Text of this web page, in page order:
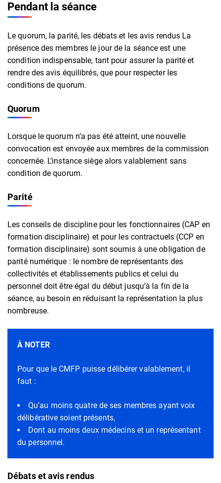
Pendant la séance
Le quorum, la parité, les débats et les avis rendus La
présence des membres le jour de la séance est une
condition indispensable, tant pour assurer la parité et
rendre des avis équilibrés, que pour respecter les
conditions de quorum.
Quorum
Lorsque le quorum n’a pas été atteint, une nouvelle
convocation est envoyée aux membres de la commission
concernée. L’instance siège alors valablement sans
condition de quorum.
Parité
Les conseils de discipline pour les fonctionnaires (CAP en
formation disciplinaire) et pour les contractuels (CCP en
formation disciplinaire) sont soumis à une obligation de
parité numérique : le nombre de représentants des
collectivités et établissements publics et celui du
personnel doit être égal du début jusqu’à la fin de la
séance, au besoin en réduisant la représentation la plus
nombreuse.
À NOTER
Pour que le CMFP puisse délibérer valablement, il
faut :
Qu’au moins quatre de ses membres ayant voix
délibérative soient présents,
Dont au moins deux médecins et un représentant
du personnel.
Débats et avis rendus